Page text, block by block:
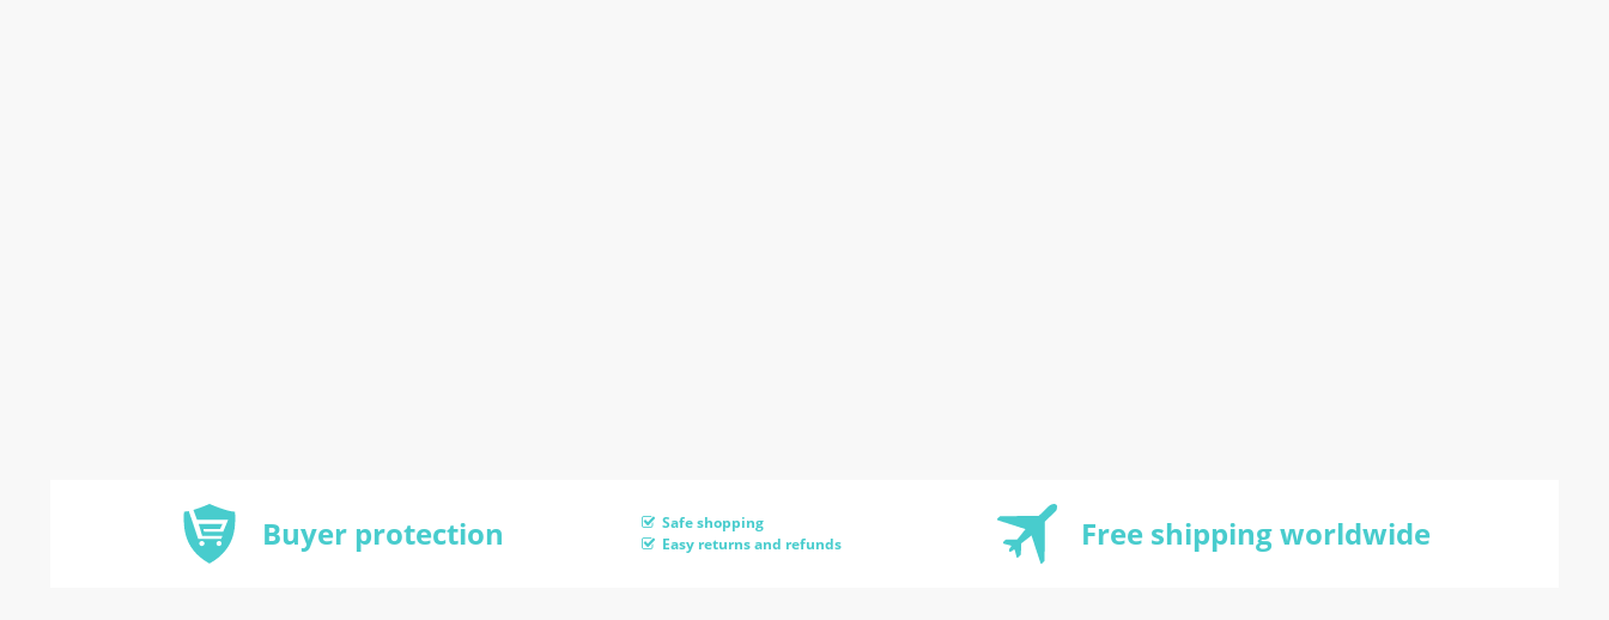
Buyer protection
Safe shopping
Easy returns and refunds
Free shipping worldwide